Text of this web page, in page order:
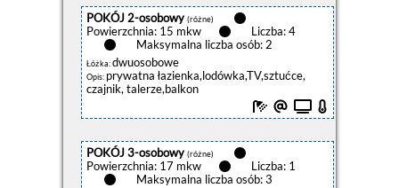
POKÓJ 2-osobowy (różne)
Powierzchnia: 15 mkw
Liczba: 4
Maksymalna liczba osób: 2
Łóżka:dwuosobowe
Opis: prywatna łazienka,lodówka,TV,sztućce,
czajnik, talerze,balkon
POKÓJ 3-osobowy (różne)
Powierzchnia: 17 mkw
Liczba: 1
Maksymalna liczba osób: 3